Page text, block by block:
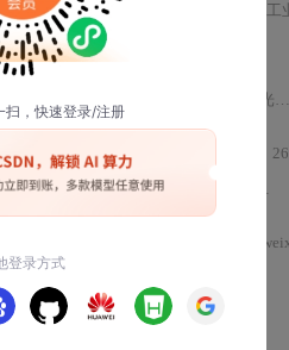
边缘检测流程（含NUC校正、Canny+亚像素插值、RANSAC直线拟合），以及多尺度边缘
、多光谱成像、动态ROI跟踪及坐标系转换，支撑六轴机械手
EtherCAT/OPC UA等数字化集成接口。重点突出微米级定位
软件实操流程、多相机协同标定、动态温漂补偿及标定质量评估标准（RMS<